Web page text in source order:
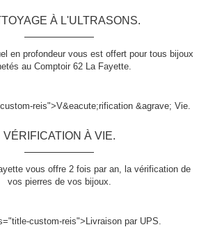
À L'ULTRASONS.
en profondeur vous est offert pour tous bijoux
au Comptoir 62 La Fayette.
VÉRIFICATION À VIE.
vous offre 2 fois par an, la vérification de
vos pierres de vos bijoux.